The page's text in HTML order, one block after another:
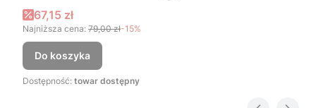
Cena promocyjna
67,15 zł
Najniższa cena: 79,00 zł-15%
Do koszyka
Dostępność: towar dostępny